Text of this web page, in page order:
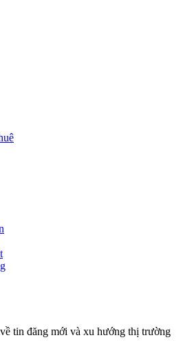
tin đăng mới và xu hướng thị trường